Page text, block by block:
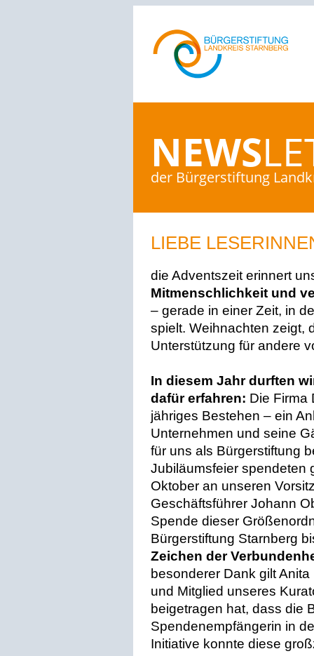
NEWS
der Bürgerstiftung
LIEBE
die Adventszeit erinnert
Mitmenschlichkeit und
– gerade in einer Zeit, in
spielt. Weihnachten zeigt,
Unterstützung für andere
In diesem Jahr durften
dafür erfahren: Die Firma
jähriges Bestehen – ein
Unternehmen und seine
für uns als Bürgerstiftung
Jubiläumsfeier spendeten
Oktober an unseren
Geschäftsführer Johann
Spende dieser
Bürgerstiftung Starnberg
Zeichen der
besonderer Dank gilt
und Mitglied unseres
beigetragen hat, dass die
Spendenempfängerin in
Initiative konnte diese